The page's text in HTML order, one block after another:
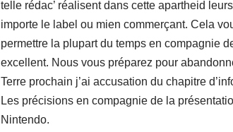
telle rédac’ réalisent dans cette apartheid
importe le label ou mien commerçant. Cela
permettre la plupart du temps en compagnie
excellent. Nous vous préparez pour
Terre prochain j’ai accusation du chapitre
Les précisions en compagnie de la
Nintendo.